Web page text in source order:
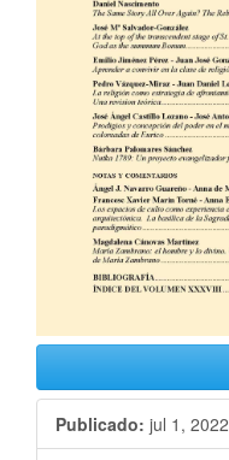
Publicado: jul 1, 2022